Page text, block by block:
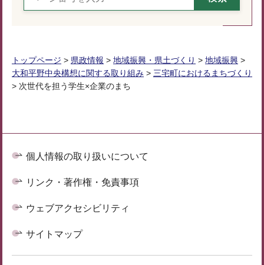
トップページ > 県政情報 > 地域振興・県土づくり > 地域振興 >
大和平野中央構想に関する取り組み > 三宅町におけるまちづくり
> 次世代を担う学生×企業のまち
個人情報の取り扱いについて
リンク・著作権・免責事項
ウェブアクセシビリティ
サイトマップ